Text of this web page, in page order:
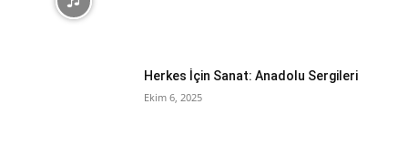
Herkes İçin Sanat: Anadolu Sergileri
Ekim 6, 2025